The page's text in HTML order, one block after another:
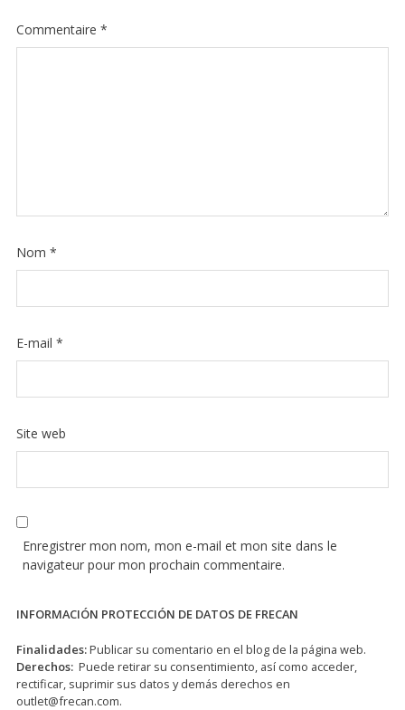
Commentaire *
Nom *
E-mail *
Site web
Enregistrer mon nom, mon e-mail et mon site dans le
navigateur pour mon prochain commentaire.
INFORMACIÓN PROTECCIÓN DE DATOS DE FRECAN
Finalidades:Publicar su comentario en el blog de la página web.
Derechos: Puede retirar su consentimiento, así como acceder,
rectificar, suprimir sus datos y demás derechos en
outlet@frecan.com.